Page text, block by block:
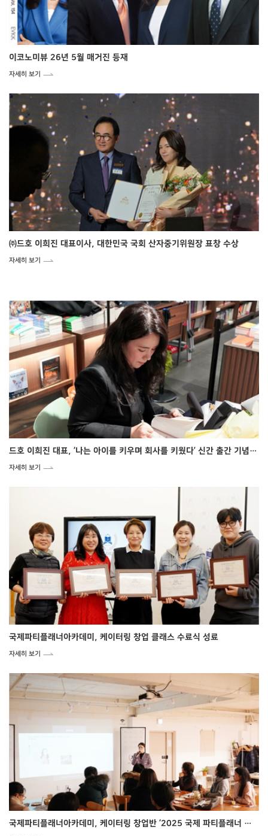
이코노미뷰 26년 5월 매거진 등재
자세히 보기
㈜드호 이희진 대표이사, 대한민국 국회 산자중기위원장 표창 수상
자세히 보기
드호 이희진 대표, ‘나는 아이를 키우며 회사를 키웠다’ 신간 출간 기념 사인회
자세히 보기
국제파티플래너아카데미, 케이터링 창업 클래스 수료식 성료
자세히 보기
국제파티플래너아카데미, 케이터링 창업반 ‘2025 국제 파티플래너 전문가 양성과정’ 설명회 개최